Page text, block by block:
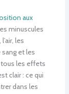
aux
minuscules
les
et les
les effets
clair : ce qui
dans les